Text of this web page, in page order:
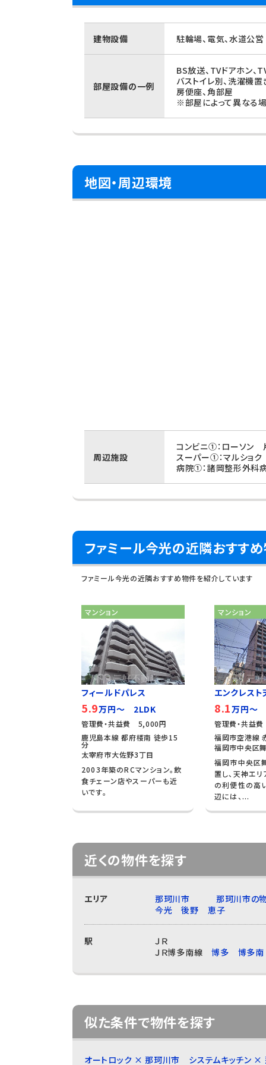
建物設備 駐輪場、電気、水道公営
部屋設備の一例
BS放送、TVドアホン、
バストイレ別、洗濯機置
房便座、角部屋
※部屋によって異なる
地図・周辺環境
周辺施設
コンビニ①：ローソ
スーパー①：マルシ
病院①：諸岡整形外
ファミール今光の近隣おすす
ファミール今光の近隣おすすめ物件を紹介しています
マンション
フィールドパレス
5.9万円～ 2LDK
管理費・共益費 5,000円
鹿児島本線 都府楼南 徒歩15
分
太宰府市大佐野3丁目
2003年築のRCマンション。飲
食チェーン店やスーパーも近
いです。
マンション
エンクレス
8.1万円～
管理費・共
福岡市空港線
福岡市中央区
福岡市中央区
置し、天神エ
の利便性の高
辺には、...
近くの物件を探す
エリア 那珂川市
那珂川市の
今光
後野 恵子
駅
ＪＲ
ＪＲ博多南線
博多 博多南
似た条件で物件を探す
オートロック × 那珂川市 システムキッチン